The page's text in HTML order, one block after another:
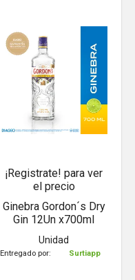
¡Registrate! para ver
el precio
Ginebra Gordon´s Dry
Gin 12Un x700ml
Unidad
Entregado por: Surtiapp